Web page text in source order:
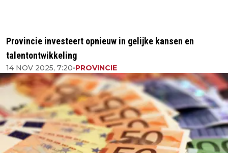
Provincie investeert opnieuw in gelijke kansen en
talentontwikkeling
14 NOV 2025, 7:20•PROVINCIE